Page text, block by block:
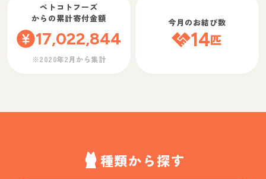
ペトコトフーズ
からの累計寄付金額
17,022,844
※2020年2月から集計
今月のお結び数
14匹
種類から探す